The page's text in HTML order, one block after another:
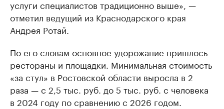
услуги специалистов традиционно выше», —
отметил ведущий из Краснодарского края
Андрея Ротай.
По его словам основное удорожание пришлось
рестораны и площадки. Минимальная стоимость
«за стул» в Ростовской области выросла в 2
раза — с 2,5 тыс. руб. до 5 тыс. руб. с человека
в 2024 году по сравнению с 2026 годом.